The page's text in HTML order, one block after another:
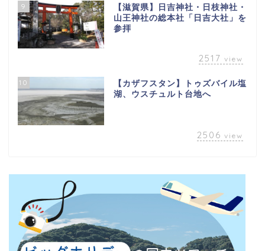
9
【滋賀県】日吉神社・日枝神社・
山王神社の総本社「日吉大社」を
参拝
2517 view
10
【カザフスタン】トゥズバイル塩
湖、ウスチュルト台地へ
2506 view